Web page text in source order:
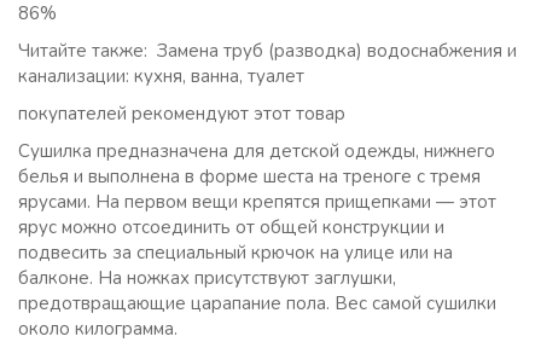
86%
Читайте также: Замена труб (разводка) водоснабжения и
канализации: кухня, ванна, туалет
покупателей рекомендуют этот товар
Сушилка предназначена для детской одежды, нижнего
белья и выполнена в форме шеста на треноге с тремя
ярусами. На первом вещи крепятся прищепками — этот
ярус можно отсоединить от общей конструкции и
подвесить за специальный крючок на улице или на
балконе. На ножках присутствуют заглушки,
предотвращающие царапание пола. Вес самой сушилки
около килограмма.